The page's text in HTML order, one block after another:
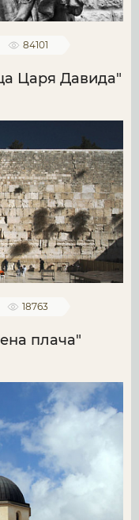
84101
Царя Давида"
18763
плача"